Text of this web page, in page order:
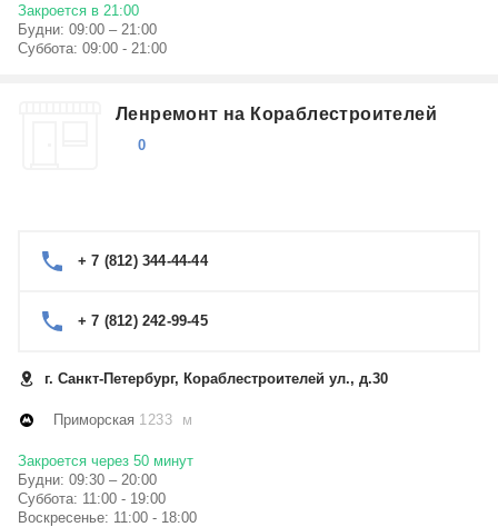
Закроется в 21:00
Будни: 09:00 – 21:00
Суббота: 09:00 - 21:00
Ленремонт на Кораблестроителей
0
+ 7 (812) 344-44-44
+ 7 (812) 242-99-45
г. Санкт-Петербург, Кораблестроителей ул., д.30
Приморская 1233 м
Закроется через 50 минут
Будни: 09:30 – 20:00
Суббота: 11:00 - 19:00
Воскресенье: 11:00 - 18:00